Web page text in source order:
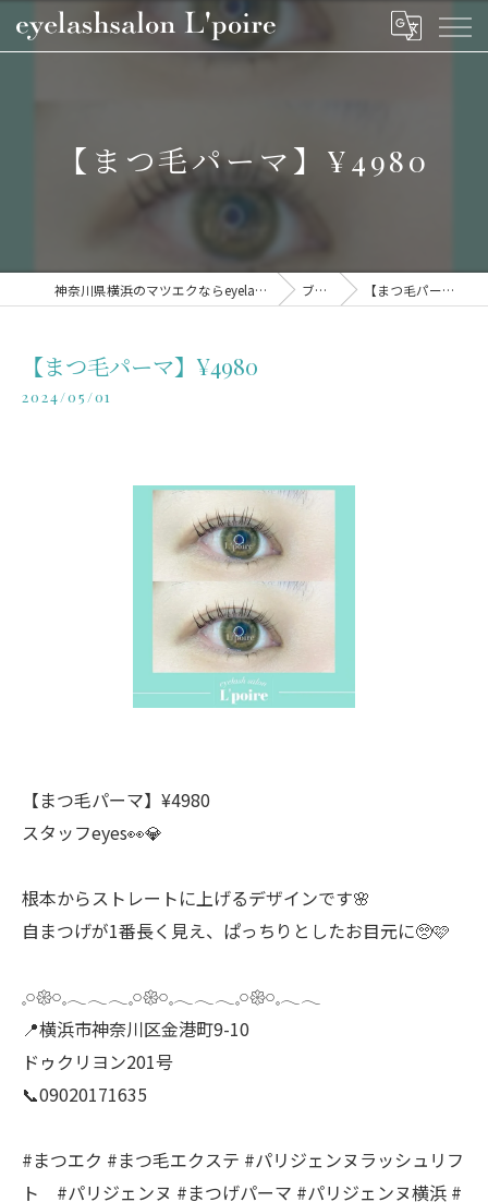
【まつ毛パーマ】¥4980
神奈川県横浜のマツエクならeyelashsalon L'poire ブログ 【まつ毛パーマ】¥4980
【まつ毛パーマ】¥4980
2024/05/01
【まつ毛パーマ】¥4980
スタッフeyes👀💎
根本からストレートに上げるデザインです🌸
自まつげが1番長く見え、ぱっちりとしたお目元に🥺🩷
𓈒𓏸𑁍𓏸𓈒𓂃𓂃𓂃𓈒𓏸𑁍𓏸𓈒𓂃𓂃𓂃𓈒𓏸𑁍𓏸𓈒𓂃𓂃
📍横浜市神奈川区金港町9-10
ドゥクリヨン201号
📞09020171635
#まつエク #まつ毛エクステ #パリジェンヌラッシュリフ
ト #パリジェンヌ #まつげパーマ #パリジェンヌ横浜 #